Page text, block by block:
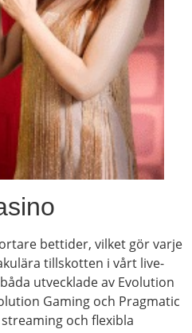
bettider, vilket gör varje
tillskotten i vårt live-
utvecklade av Evolution
Gaming och Pragmatic
och flexibla